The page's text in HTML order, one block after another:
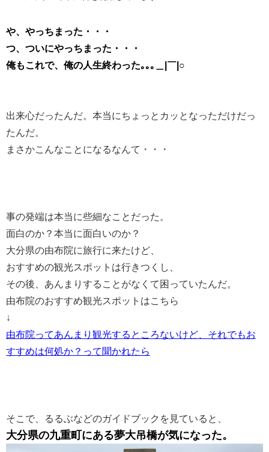
や、やっちまった・・・
つ、ついにやっちまった・・・
俺もこれで、俺の人生終わった｡｡｡＿|￣|○
出来心だったんだ。本当にちょっとカッとなっただけだっ
たんだ。
まさかこんなことになるなんて・・・
事の発端は本当に些細なことだった。
面白のか？本当に面白いのか？
大分県の由布院に旅行に来たけど、
おすすめの観光スポットは行きつくし、
その後、あんまりすることがなくて困っていたんだ。
由布院のおすすめ観光スポットはこちら
↓
由布院ってあんまり観光するところないけど、それでもお
すすめは何処か？って聞かれたら
そこで、るるぶなどのガイドブックを見ていると、
大分県の九重町にある夢大吊橋が気になった。